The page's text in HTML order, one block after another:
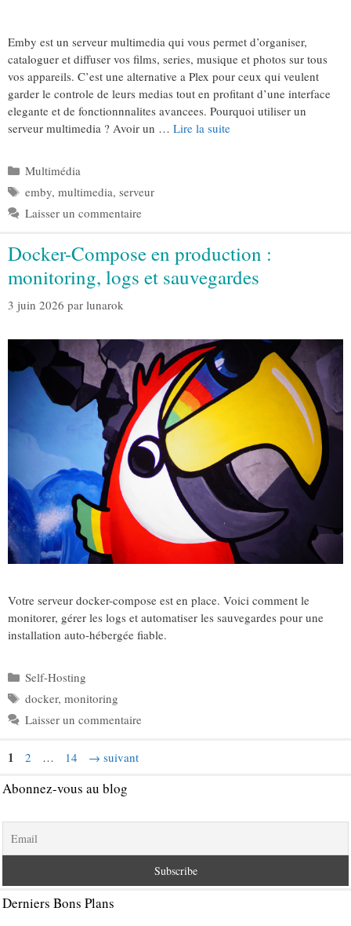
Emby est un serveur multimedia qui vous permet d’organiser,
cataloguer et diffuser vos films, series, musique et photos sur tous
vos appareils. C’est une alternative a Plex pour ceux qui veulent
garder le controle de leurs medias tout en profitant d’une interface
elegante et de fonctionnnalites avancees. Pourquoi utiliser un
serveur multimedia ? Avoir un … Lire la suite
Catégories
Multimédia
Étiquettes
emby, multimedia, serveur
Laisser un commentaire
Docker-Compose en production :
monitoring, logs et sauvegardes
3 juin 2026 par lunarok
Votre serveur docker-compose est en place. Voici comment le
monitorer, gérer les logs et automatiser les sauvegardes pour une
installation auto-hébergée fiable.
Catégories
Self-Hosting
Étiquettes
docker, monitoring
Laisser un commentaire
Page
1 Page
2 … Page
14 → suivant
Abonnez-vous au blog
Derniers Bons Plans